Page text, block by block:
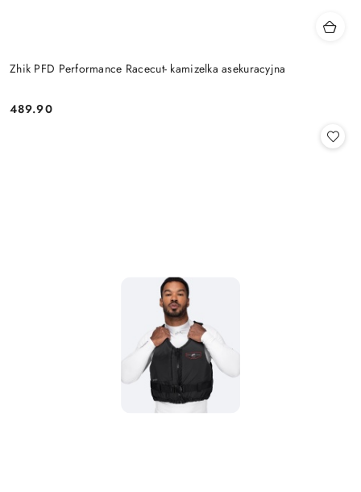
Zhik PFD Performance Racecut- kamizelka asekuracyjna
Cena:
489.90